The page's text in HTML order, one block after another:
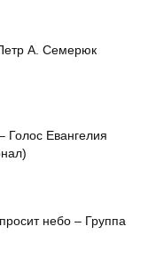
А. Семерюк
Евангелия
небо – Группа